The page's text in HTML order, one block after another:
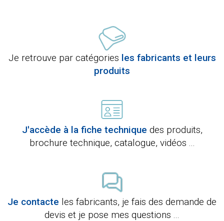
Je retrouve par catégories les fabricants et leurs
produits
J'accède à la fiche technique des produits,
brochure technique, catalogue, vidéos ...
Je contacte les fabricants, je fais des demande de
devis et je pose mes questions ...